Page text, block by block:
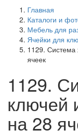
Главная
Каталоги и
Мебель для
Ячейки для
1129. Система
ячеек
1129.
ключей
на 28